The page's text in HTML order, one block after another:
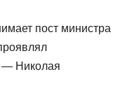
пост министра
— Николая